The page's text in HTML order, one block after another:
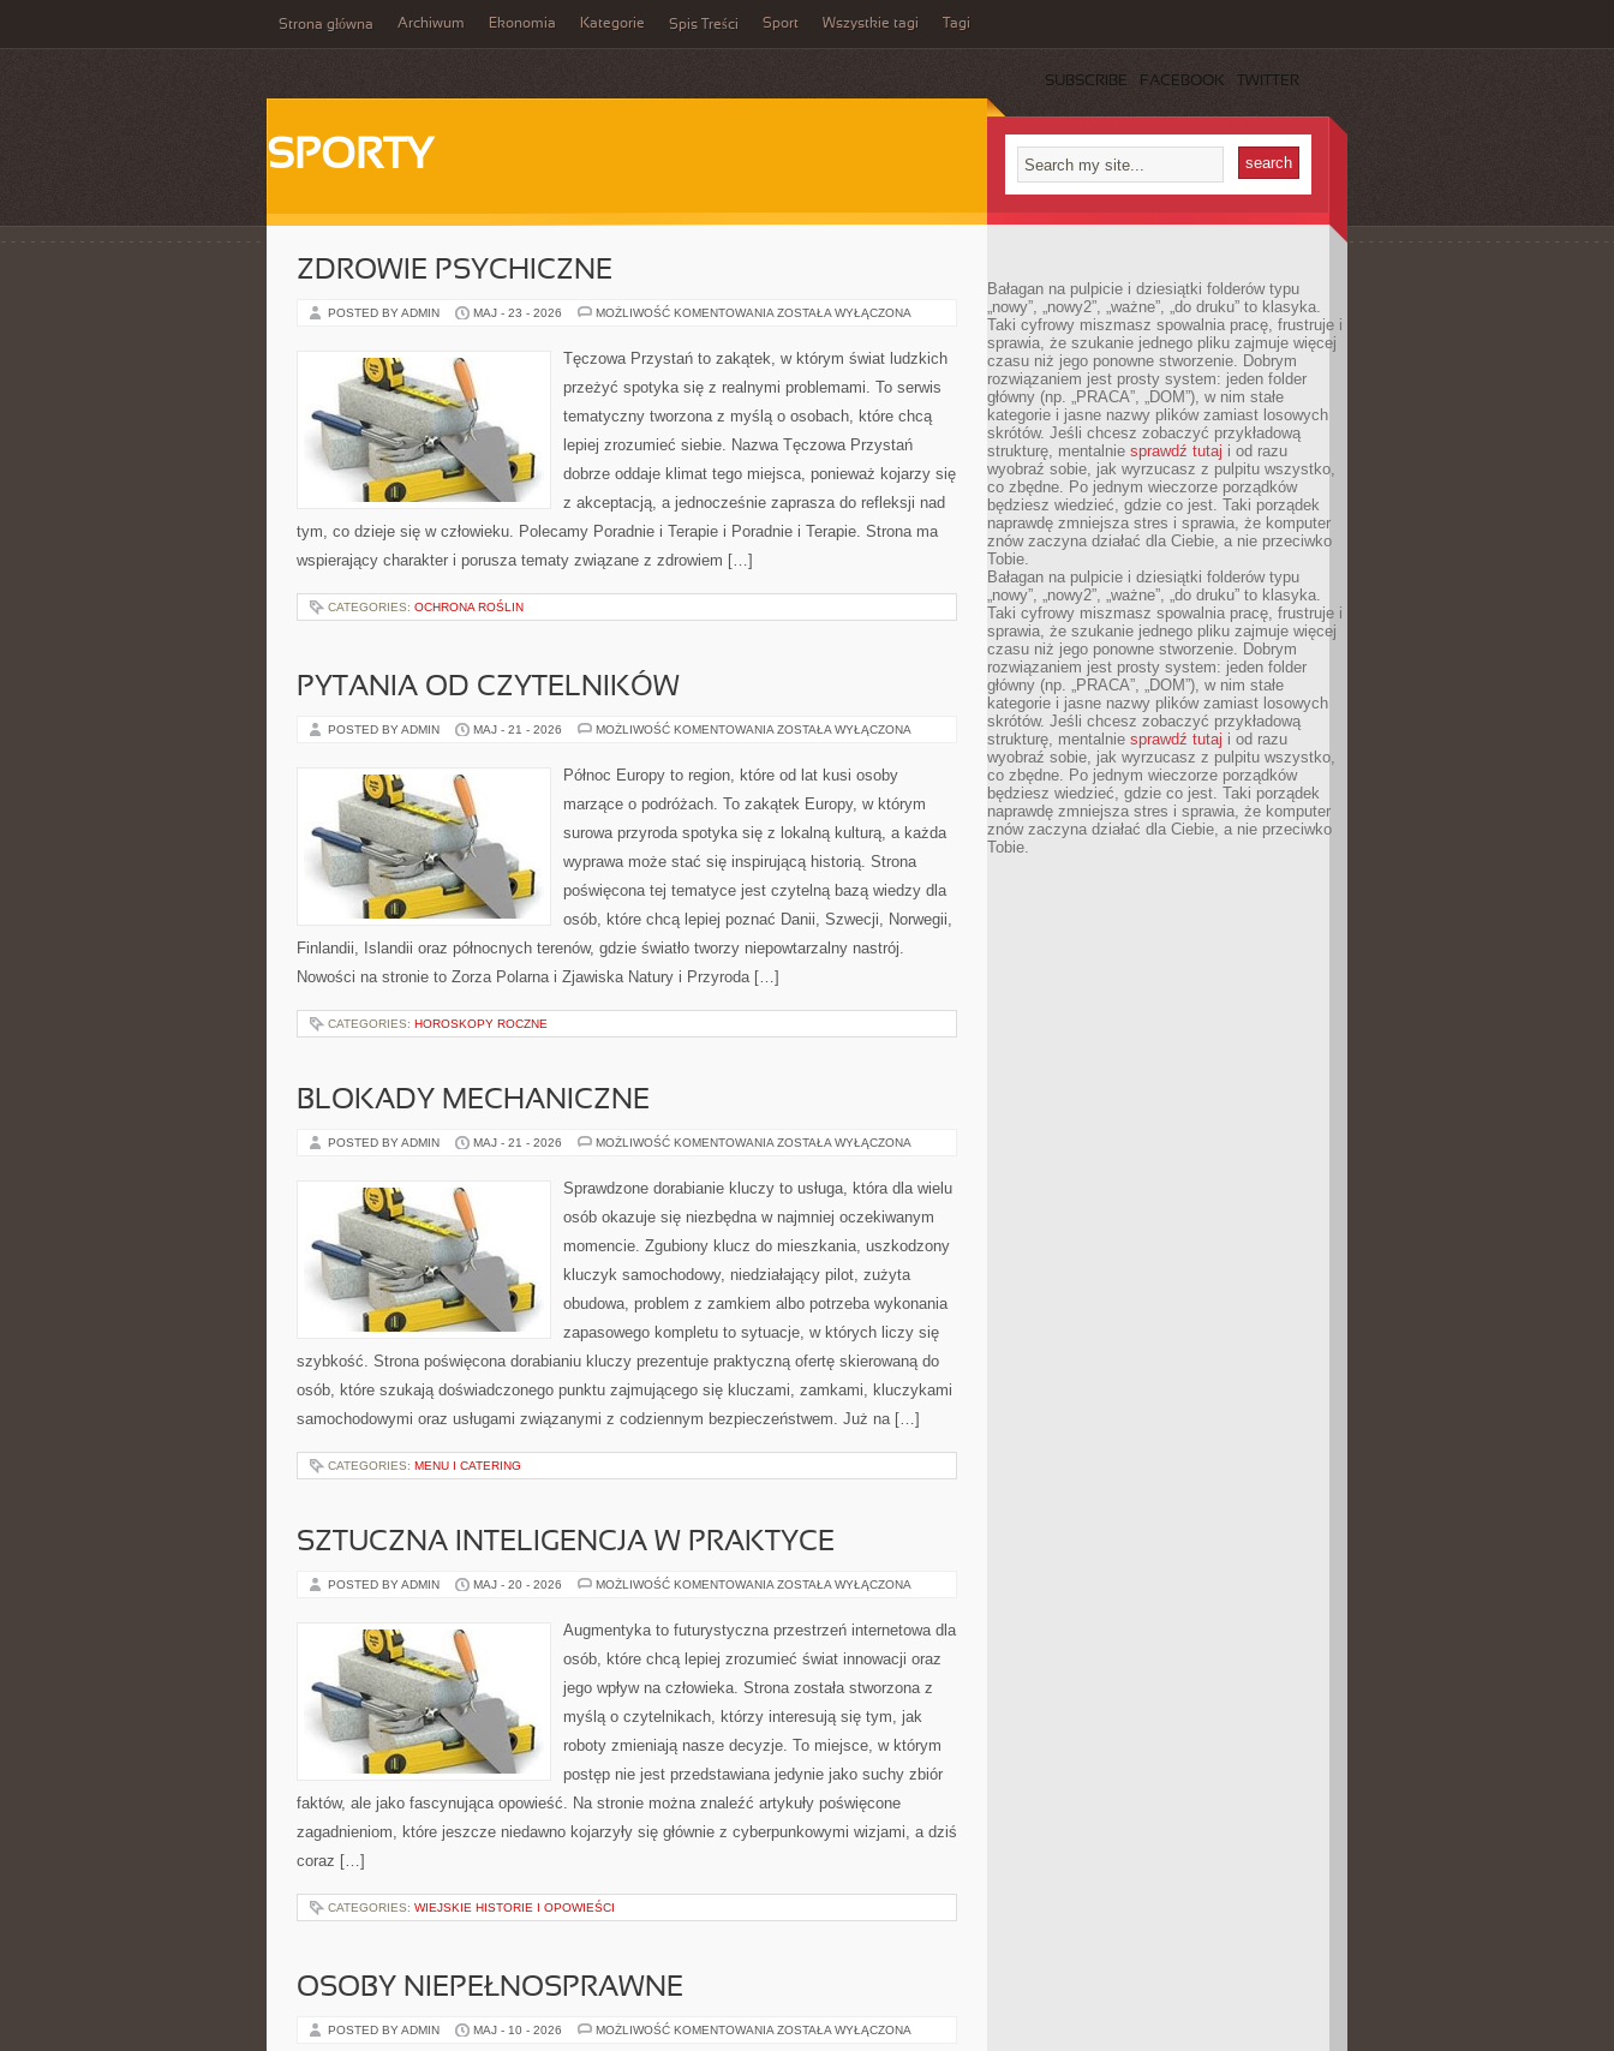
Strona główna Archiwum Ekonomia Kategorie Spis Treści Sport Wszystkie tagi Tagi
SUBSCRIBE FACEBOOK TWITTER
SPORTY
ZDROWIE PSYCHICZNE
POSTED BY ADMIN MAJ - 23 - 2026 MOŻLIWOŚĆ KOMENTOWANIA ZDROWIE
ZOSTAŁA WYŁĄCZONA
Tęczowa Przystań to zakątek, w którym świat ludzkich
przeżyć spotyka się z realnymi problemami. To serwis
tematyczny tworzona z myślą o osobach, które chcą
lepiej zrozumieć siebie. Nazwa Tęczowa Przystań
dobrze oddaje klimat tego miejsca, ponieważ kojarzy się
z akceptacją, a jednocześnie zaprasza do refleksji nad
tym, co dzieje się w człowieku. Polecamy Poradnie i Terapie i Poradnie i Terapie. Strona ma
wspierający charakter i porusza tematy związane z zdrowiem […]
CATEGORIES: OCHRONA ROŚLIN
PYTANIA OD CZYTELNIKÓW
POSTED BY ADMIN MAJ - 21 - 2026 MOŻLIWOŚĆ KOMENTOWANIA PYTANIA
ZOSTAŁA WYŁĄCZONA
Północ Europy to region, które od lat kusi osoby
marzące o podróżach. To zakątek Europy, w którym
surowa przyroda spotyka się z lokalną kulturą, a każda
wyprawa może stać się inspirującą historią. Strona
poświęcona tej tematyce jest czytelną bazą wiedzy dla
osób, które chcą lepiej poznać Danii, Szwecji, Norwegii,
Finlandii, Islandii oraz północnych terenów, gdzie światło tworzy niepowtarzalny nastrój.
Nowości na stronie to Zorza Polarna i Zjawiska Natury i Przyroda […]
CATEGORIES: HOROSKOPY ROCZNE
BLOKADY MECHANICZNE
POSTED BY ADMIN MAJ - 21 - 2026 MOŻLIWOŚĆ KOMENTOWANIA BLOKADY
ZOSTAŁA WYŁĄCZONA
Sprawdzone dorabianie kluczy to usługa, która dla wielu
osób okazuje się niezbędna w najmniej oczekiwanym
momencie. Zgubiony klucz do mieszkania, uszkodzony
kluczyk samochodowy, niedziałający pilot, zużyta
obudowa, problem z zamkiem albo potrzeba wykonania
zapasowego kompletu to sytuacje, w których liczy się
szybkość. Strona poświęcona dorabianiu kluczy prezentuje praktyczną ofertę skierowaną do
osób, które szukają doświadczonego punktu zajmującego się kluczami, zamkami, kluczykami
samochodowymi oraz usługami związanymi z codziennym bezpieczeństwem. Już na […]
CATEGORIES: MENU I CATERING
SZTUCZNA INTELIGENCJA W PRAKTYCE
POSTED BY ADMIN MAJ - 20 - 2026 MOŻLIWOŚĆ KOMENTOWANIA SZTUCZNA
PRAKTYCE
ZOSTAŁA WYŁĄCZONA
Augmentyka to futurystyczna przestrzeń internetowa dla
osób, które chcą lepiej zrozumieć świat innowacji oraz
jego wpływ na człowieka. Strona została stworzona z
myślą o czytelnikach, którzy interesują się tym, jak
roboty zmieniają nasze decyzje. To miejsce, w którym
postęp nie jest przedstawiana jedynie jako suchy zbiór
faktów, ale jako fascynująca opowieść. Na stronie można znaleźć artykuły poświęcone
zagadnieniom, które jeszcze niedawno kojarzyły się głównie z cyberpunkowymi wizjami, a dziś
coraz […]
CATEGORIES: WIEJSKIE HISTORIE I OPOWIEŚCI
OSOBY NIEPEŁNOSPRAWNE
POSTED BY ADMIN MAJ - 10 - 2026 MOŻLIWOŚĆ KOMENTOWANIA OSOBY
ZOSTAŁA WYŁĄCZONA
Bałagan na pulpicie i dziesiątki folderów typu
„nowy”, „nowy2”, „ważne”, „do druku” to klasyka.
Taki cyfrowy miszmasz spowalnia pracę, frustruje i
sprawia, że szukanie jednego pliku zajmuje więcej
czasu niż jego ponowne stworzenie. Dobrym
rozwiązaniem jest prosty system: jeden folder
główny (np. „PRACA”, „DOM”), w nim stałe
kategorie i jasne nazwy plików zamiast losowych
skrótów. Jeśli chcesz zobaczyć przykładową
strukturę, mentalnie sprawdź tutaj i od razu
wyobraź sobie, jak wyrzucasz z pulpitu wszystko,
co zbędne. Po jednym wieczorze porządków
będziesz wiedzieć, gdzie co jest. Taki porządek
naprawdę zmniejsza stres i sprawia, że komputer
znów zaczyna działać dla Ciebie, a nie przeciwko
Tobie.
Bałagan na pulpicie i dziesiątki folderów typu
„nowy”, „nowy2”, „ważne”, „do druku” to klasyka.
Taki cyfrowy miszmasz spowalnia pracę, frustruje i
sprawia, że szukanie jednego pliku zajmuje więcej
czasu niż jego ponowne stworzenie. Dobrym
rozwiązaniem jest prosty system: jeden folder
główny (np. „PRACA”, „DOM”), w nim stałe
kategorie i jasne nazwy plików zamiast losowych
skrótów. Jeśli chcesz zobaczyć przykładową
strukturę, mentalnie sprawdź tutaj i od razu
wyobraź sobie, jak wyrzucasz z pulpitu wszystko,
co zbędne. Po jednym wieczorze porządków
będziesz wiedzieć, gdzie co jest. Taki porządek
naprawdę zmniejsza stres i sprawia, że komputer
znów zaczyna działać dla Ciebie, a nie przeciwko
Tobie.